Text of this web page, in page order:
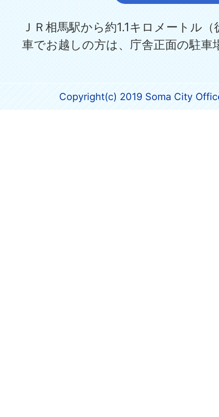
ＪＲ相馬駅から約1.1キロメートル
車でお越しの方は、庁舎正面の駐車
Copyright(c) 2019 Soma City